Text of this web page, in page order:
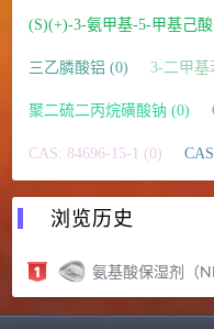
(S)(+)-3-氨甲基-5-甲基己
三乙膦酸铝 (0) 3-二甲基
聚二硫二丙烷磺酸钠 (0)
CAS: 84696-15-1 (0)
浏览历史
氨基酸保湿剂（